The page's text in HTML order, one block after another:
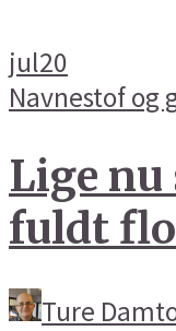
jul20
Navnestof og
Lige nu
fuldt
Ture